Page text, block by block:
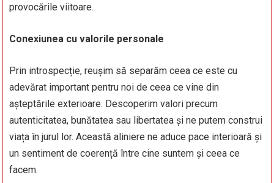
provocările viitoare.
Conexiunea cu valorile personale
Prin introspecție, reușim să separăm ceea ce este cu
adevărat important pentru noi de ceea ce vine din
așteptările exterioare. Descoperim valori precum
autenticitatea, bunătatea sau libertatea și ne putem construi
viața în jurul lor. Această aliniere ne aduce pace interioară și
un sentiment de coerență între cine suntem și ceea ce
facem.